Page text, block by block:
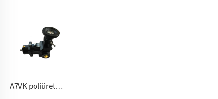
A7VK poliüretan ölçüm pompa foaming makinesi için Boyutlar 12, 28